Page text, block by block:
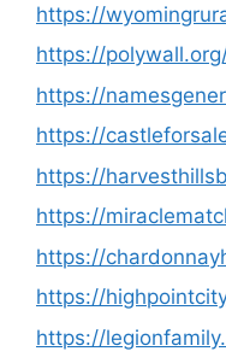
https://
https://
https://
https://
https://
https://
https://
https://
https://